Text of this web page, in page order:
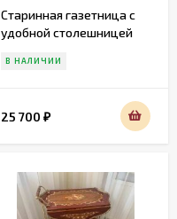
Старинная газетница с
удобной столешницей
В НАЛИЧИИ
25 700 ₽